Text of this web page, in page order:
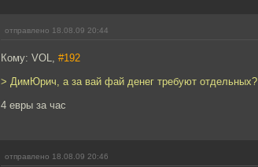
отправлено 18.08.09 20:44
Кому: VOL, #192
> ДимЮрич, а за вай фай денег требуют отдельных?
4 евры за час
отправлено 18.08.09 20:46